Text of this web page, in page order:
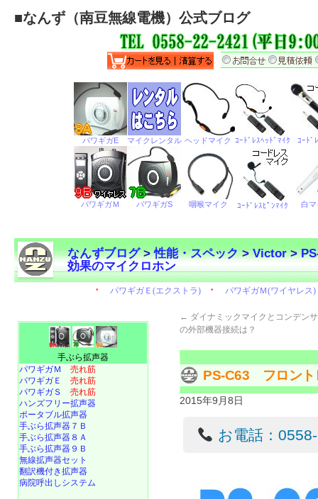
■なんず（南豆無線電機）公式ブログ
なんずブログ>性能・スペック>Victor>
効果のマイクロホン
← ダイナミックマイクとコンデン
の外部機器接続は？
PS-C63 フロント
2015年9月8日
お電話：
手ぶら拡声器
パワギガＭ 売れ筋
パワギガＥ 売れ筋
パワギガＳ 売れ筋
ハンズフリー拡声器
ポータブル拡声器
手ぶら拡声器７Ｂ
手ぶら拡声器８Ａ
手ぶら拡声器９Ｂ
無線拡声器セット
翻訳機付き拡声器
病院呼出しシステム